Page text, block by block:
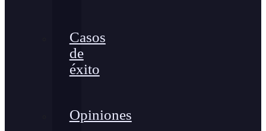
Casos
de
éxito
Opiniones